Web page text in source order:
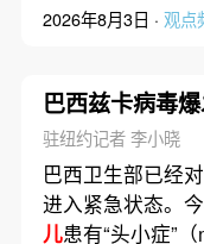
2026年8月3日 · 观点
巴西兹卡病毒
驻纽约记者 李小晓
巴西卫生部已经
进入紧急状态。
儿患有“头小症”